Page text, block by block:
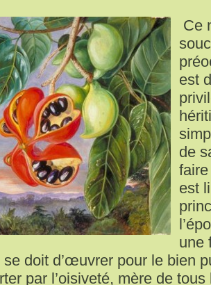
Ce
est
de
faire
est
une
se doit d’œuvrer pour le bien
par l’oisiveté, mère de